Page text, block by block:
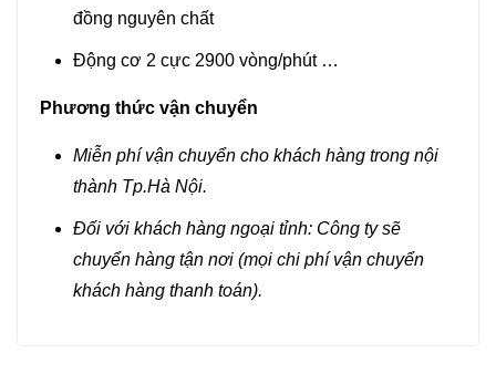
đồng nguyên chất
Động cơ 2 cực 2900 vòng/phút …
Phương thức vận chuyển
Miễn phí vận chuyển cho khách hàng trong nội
thành Tp.Hà Nội.
Đối với khách hàng ngoại tỉnh: Công ty sẽ
chuyển hàng tận nơi (mọi chi phí vận chuyển
khách hàng thanh toán).